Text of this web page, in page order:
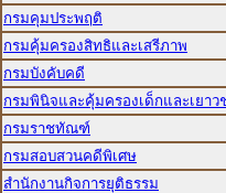
กรมคุมประพฤติ
กรมคุ้มครองสิทธิและเสรีภาพ
กรมบังคับคดี
กรมพินิจและคุ้มครองเด็กและเยาว
กรมราชทัณฑ์
กรมสอบสวนคดีพิเศษ
สำนักงานกิจการยุติธรรม